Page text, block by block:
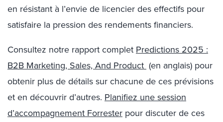
en résistant à l’envie de licencier des effectifs pour
satisfaire la pression des rendements financiers.
Consultez notre rapport complet Predictions 2025 :
B2B Marketing, Sales, And Product (en anglais) pour
obtenir plus de détails sur chacune de ces prévisions
et en découvrir d’autres. Planifiez une session
d’accompagnement Forrester pour discuter de ces